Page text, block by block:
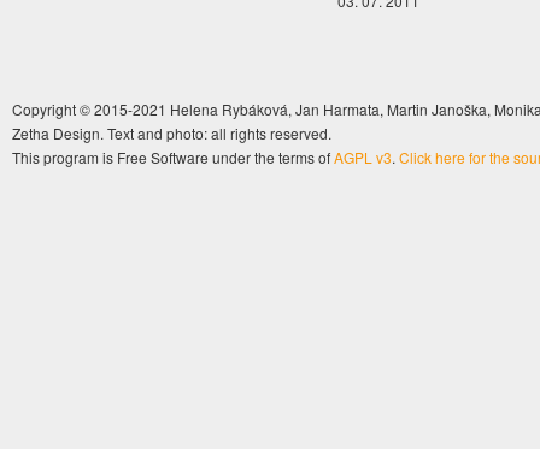
Copyright © 2015-2021 Helena Rybáková, Jan Harmata, Martin Janoška,
Zetha Design. Text and photo: all rights reserved.
This program is Free Software under the terms ofAGPL v3. Click here for the